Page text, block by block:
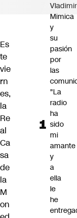
Es
te
vie
rn
es,
la
Re
al
Ca
sa
de
la
M
on
Mimica
y
su
pasión
por
las
"La
radio
ha
sido
mi
amante
y
a
ella
le
he